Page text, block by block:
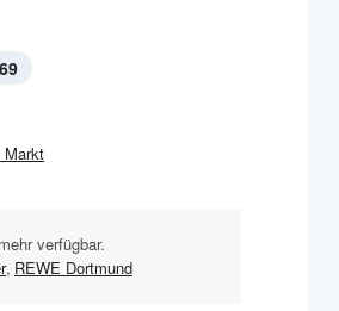
Markt
verfügbar.
, REWE Dortmund